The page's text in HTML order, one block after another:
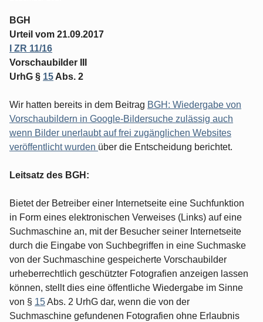
BGH
Urteil vom 21.09.2017
I ZR 11/16
Vorschaubilder III
UrhG § 15 Abs. 2
Wir hatten bereits in dem Beitrag BGH: Wiedergabe von
Vorschaubildern in Google-Bildersuche zulässig auch
wenn Bilder unerlaubt auf frei zugänglichen Websites
veröffentlicht wurden über die Entscheidung berichtet.
Leitsatz des BGH:
Bietet der Betreiber einer Internetseite eine Suchfunktion
in Form eines elektronischen Verweises (Links) auf eine
Suchmaschine an, mit der Besucher seiner Internetseite
durch die Eingabe von Suchbegriffen in eine Suchmaske
von der Suchmaschine gespeicherte Vorschaubilder
urheberrechtlich geschützter Fotografien anzeigen lassen
können, stellt dies eine öffentliche Wiedergabe im Sinne
von § 15Abs. 2 UrhG dar, wenn die von der
Suchmaschine gefundenen Fotografien ohne Erlaubnis